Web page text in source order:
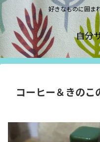
好きなものに囲ま
自分
コーヒー＆きの